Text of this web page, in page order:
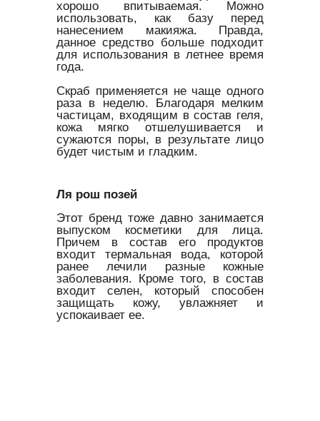
хорошо впитываемая. Можно
использовать, как базу перед
нанесением макияжа. Правда,
данное средство больше подходит
для использования в летнее время
года.
Скраб применяется не чаще одного
раза в неделю. Благодаря мелким
частицам, входящим в состав геля,
кожа мягко отшелушивается и
сужаются поры, в результате лицо
будет чистым и гладким.
Ля рош позей
Этот бренд тоже давно занимается
выпуском косметики для лица.
Причем в состав его продуктов
входит термальная вода, которой
ранее лечили разные кожные
заболевания. Кроме того, в состав
входит селен, который способен
защищать кожу, увлажняет и
успокаивает ее.